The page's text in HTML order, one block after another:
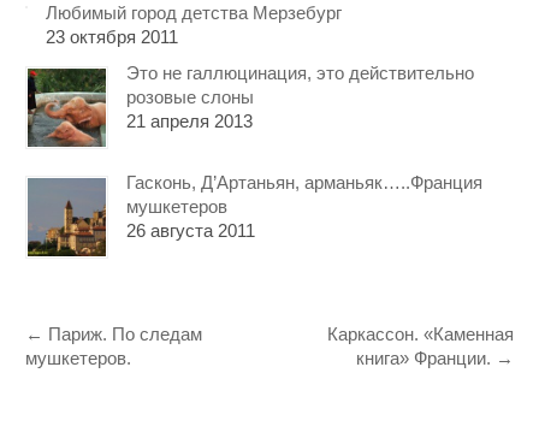
Любимый город детства Мерзебург
23 октября 2011
Это не галлюцинация, это действительно
розовые слоны
21 апреля 2013
Гасконь, Д’Артаньян, арманьяк…..Франция
мушкетеров
26 августа 2011
← Париж. По следам
мушкетеров.
Каркассон. «Каменная
книга» Франции. →